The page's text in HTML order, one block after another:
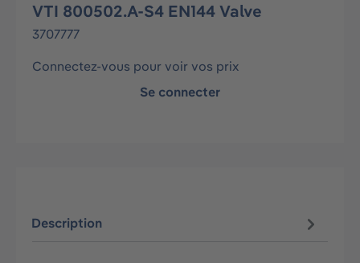
VTI 800502.A-S4 EN144 Valve
3707777
Connectez-vous pour voir vos prix
Se connecter
Description